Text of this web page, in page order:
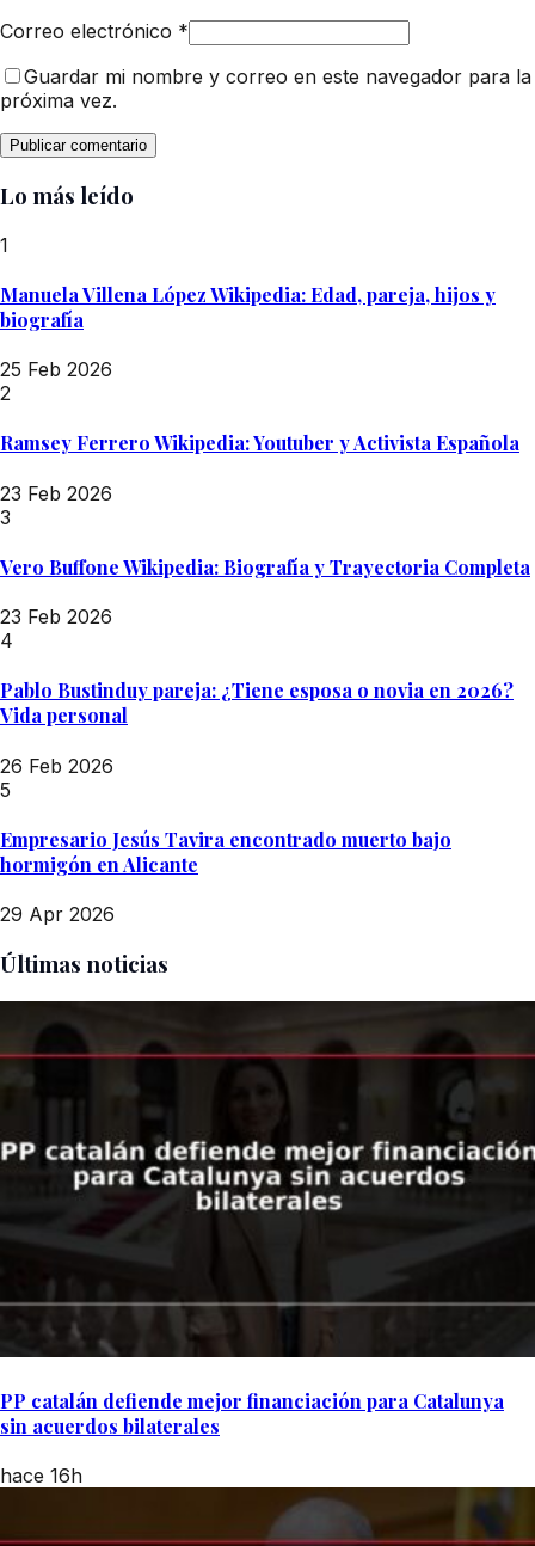
Correo electrónico *
Guardar mi nombre y correo en este navegador para la
próxima vez.
Lo más leído
1
Manuela Villena López Wikipedia: Edad, pareja, hijos y
biografía
25 Feb 2026
2
Ramsey Ferrero Wikipedia: Youtuber y Activista Española
23 Feb 2026
3
Vero Buffone Wikipedia: Biografía y Trayectoria Completa
23 Feb 2026
4
Pablo Bustinduy pareja: ¿Tiene esposa o novia en 2026?
Vida personal
26 Feb 2026
5
Empresario Jesús Tavira encontrado muerto bajo
hormigón en Alicante
29 Apr 2026
Últimas noticias
PP catalán defiende mejor financiación para Catalunya
sin acuerdos bilaterales
hace 16h